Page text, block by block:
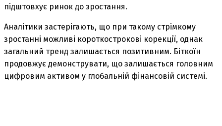
підштовхує ринок до зростання.
Аналітики застерігають, що при такому стрімкому
зростанні можливі короткострокові корекції, однак
загальний тренд залишається позитивним. Біткоїн
продовжує демонструвати, що залишається головним
цифровим активом у глобальній фінансовій системі.